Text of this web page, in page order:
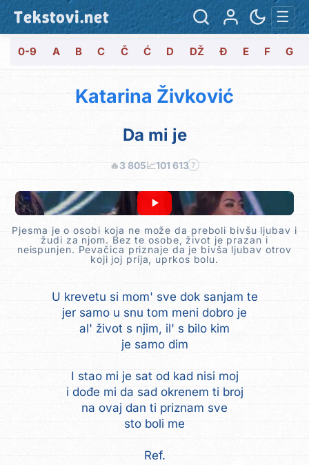
Tekstovi.net ☰
0-9 A B C Č Ć D DŽ Đ E F G
Katarina Živković
Da mi je
🔥3 805📈101 613 ?
Pjesma je o osobi koja ne može da preboli bivšu ljubav i
žudi za njom. Bez te osobe, život je prazan i
neispunjen. Pevačica priznaje da je bivša ljubav otrov
koji joj prija, uprkos bolu.
U krevetu si mom' sve dok sanjam te
jer samo u snu tom meni dobro je
al' život s njim, il' s bilo kim
je samo dim
I stao mi je sat od kad nisi moj
i dođe mi da sad okrenem ti broj
na ovaj dan ti priznam sve
sto boli me
Ref.